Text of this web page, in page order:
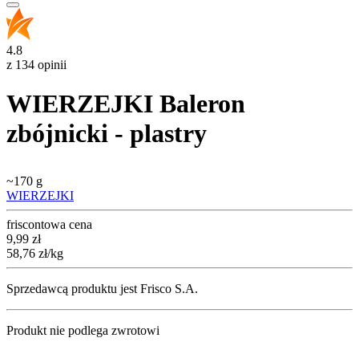
4.8
z 134 opinii
WIERZEJKI Baleron
zbójnicki - plastry
~170 g
WIERZEJKI
friscontowa cena
Cena
9,99 zł
58,76 zł/kg
Sprzedawcą produktu jest Frisco S.A.
Produkt nie podlega zwrotowi